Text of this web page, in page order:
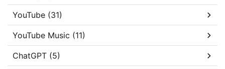
YouTube (31)
YouTube Music (11)
ChatGPT (5)